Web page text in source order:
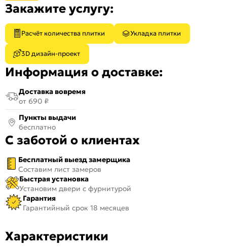
Закажите услугу:
Расчёт количества плитки Укладка плитки
3D дизайн-проект
Информация о доставке:
Доставка вовремя
от 690 ₽
Пункты выдачи
бесплатно
С заботой о клиентах
Бесплатный выезд замерщика
Составим лист замеров
Быстрая установка
Установим двери с фурнитурой
Гарантия
Гарантийный срок 18 месяцев
Характеристики